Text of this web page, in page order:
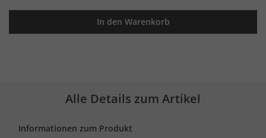
In den Warenkorb
Alle Details zum Artikel
Informationen zum Produkt